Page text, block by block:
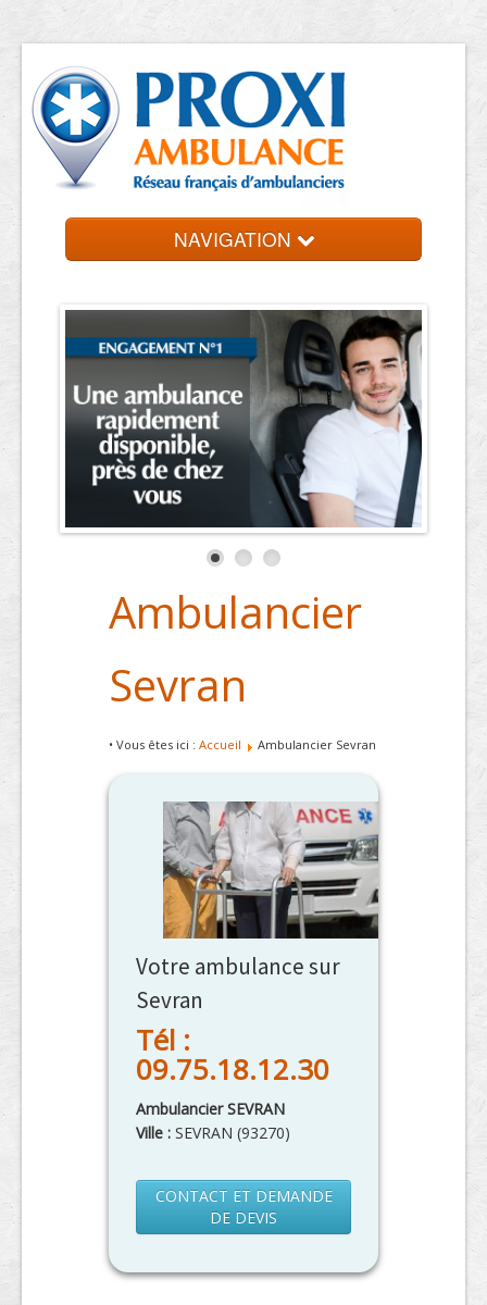
NAVIGATION
Ambulancier
Sevran
• Vous êtes ici : Accueil Ambulancier Sevran
Votre ambulance sur
Sevran
Tél :
09.75.18.12.30
Ambulancier SEVRAN
Ville : SEVRAN (93270)
CONTACT ET DEMANDE
DE DEVIS